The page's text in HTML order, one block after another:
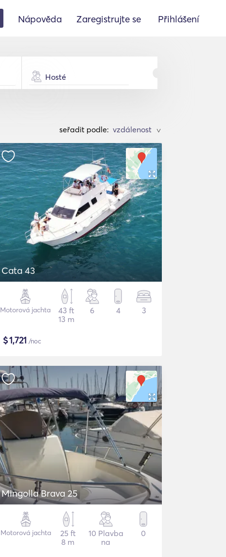
Nápověda Zaregistrujte se Přihlášení
Hosté
seřadit podle: >
Cata 43
Motorová jachta
43 ft
13 m
6 4 3
$1,721 /noc
Mingolla Brava 25
Motorová jachta
25 ft
8 m
10 Plavba
na
0